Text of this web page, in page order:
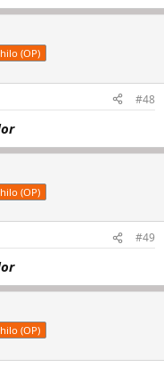
(OP)
#48
(OP)
#49
(OP)